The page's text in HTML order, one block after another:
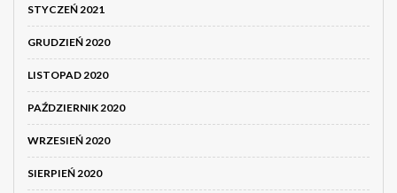
STYCZEŃ 2021
GRUDZIEŃ 2020
LISTOPAD 2020
PAŹDZIERNIK 2020
WRZESIEŃ 2020
SIERPIEŃ 2020